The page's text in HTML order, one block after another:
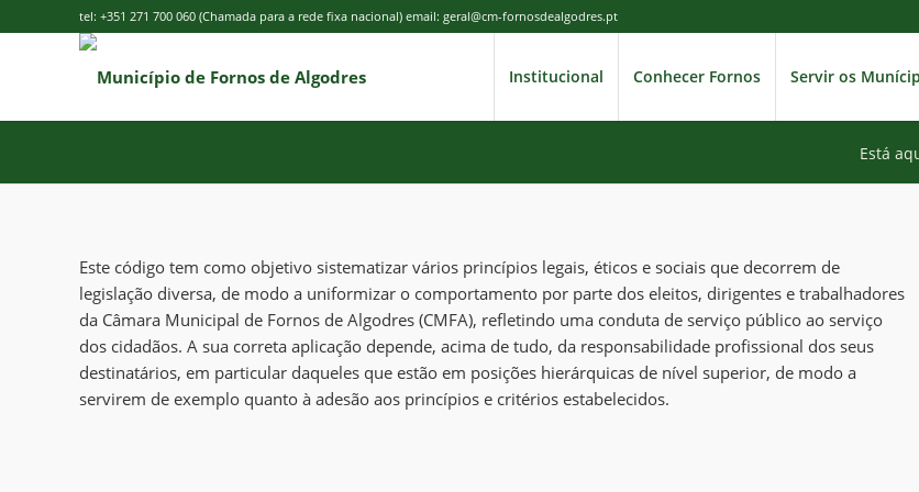
tel: +351 271 700 060 (Chamada para a rede fixa nacional) email: geral@cm-fornosdealgodres.pt
Institucional Conhecer Fornos Servir os
Está
Este código tem como objetivo sistematizar vários princípios legais, éticos e sociais que decorrem de
legislação diversa, de modo a uniformizar o comportamento por parte dos eleitos, dirigentes e trabalhadores
da Câmara Municipal de Fornos de Algodres (CMFA), refletindo uma conduta de serviço público ao serviço
dos cidadãos. A sua correta aplicação depende, acima de tudo, da responsabilidade profissional dos seus
destinatários, em particular daqueles que estão em posições hierárquicas de nível superior, de modo a
servirem de exemplo quanto à adesão aos princípios e critérios estabelecidos.